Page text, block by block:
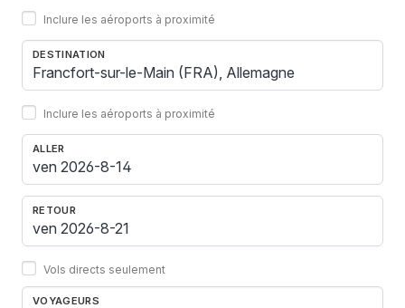
Inclure les aéroports à proximité
DESTINATION
Inclure les aéroports à proximité
ALLER
RETOUR
Vols directs seulement
VOYAGEURS